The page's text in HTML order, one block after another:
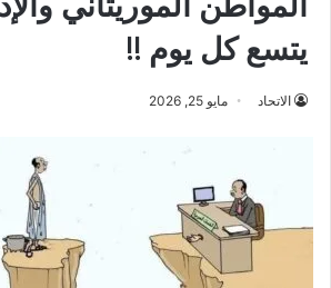
يتسع كل يوم !!
الاتحاد مايو 25, 2026